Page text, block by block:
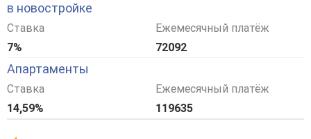
в новостройке
Ставка
7%
Ежемесячный платёж
72092
Апартаменты
Ставка
14,59%
Ежемесячный платёж
119635